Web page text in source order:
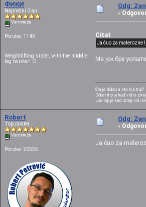
ФИКИ
Napredni član
Van mreže
Poruke: 1146
Weightlifting sister, with the middle
leg twister! :D
Odg:
«
Citat
Ja čuo za malerozne
Ма јок бре
Sta je dobar, a sta los trip?
Dobar trip je kad vidis
Los trip je kad zmaj vidi
Robert
Top poster
Van mreže
Poruke: 20555
Odg:
«
Ja čuo za